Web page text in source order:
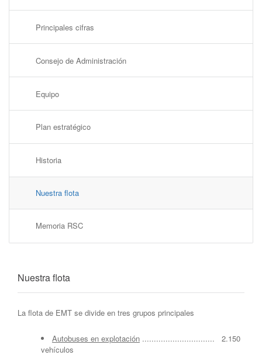
Principales cifras
Consejo de Administración
Equipo
Plan estratégico
Historia
Nuestra flota
Memoria RSC
Nuestra flota
La flota de EMT se divide en tres grupos principales
Autobuses en explotación ............................... 2.150
vehículos